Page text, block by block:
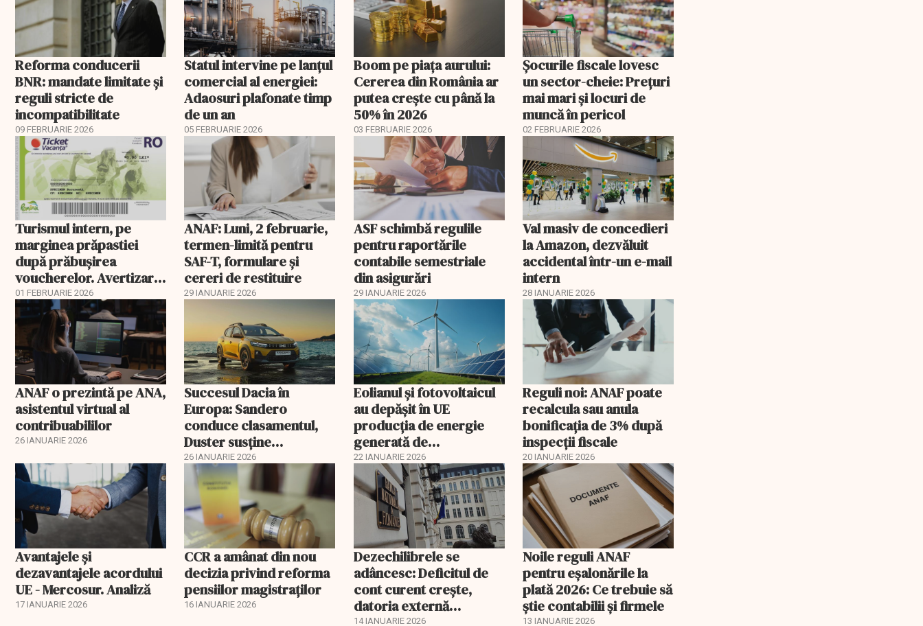
Reforma conducerii
BNR: mandate limitate și
reguli stricte de
incompatibilitate
09 FEBRUARIE 2026
Statul intervine pe lanțul
comercial al energiei:
Adaosuri plafonate timp
de un an
05 FEBRUARIE 2026
Boom pe piața aurului:
Cererea din România ar
putea crește cu până la
50% în 2026
03 FEBRUARIE 2026
Șocurile fiscale lovesc
un sector-cheie: Prețuri
mai mari și locuri de
muncă în pericol
02 FEBRUARIE 2026
Turismul intern, pe
marginea prăpastiei
după prăbușirea
voucherelor. Avertizare
ANAT
01 FEBRUARIE 2026
ANAF: Luni, 2 februarie,
termen-limită pentru
SAF-T, formulare și
cereri de restituire
29 IANUARIE 2026
ASF schimbă regulile
pentru raportările
contabile semestriale
din asigurări
29 IANUARIE 2026
Val masiv de concedieri
la Amazon, dezvăluit
accidental într-un e-mail
intern
28 IANUARIE 2026
ANAF o prezintă pe ANA,
asistentul virtual al
contribuabililor
26 IANUARIE 2026
Succesul Dacia în
Europa: Sandero
conduce clasamentul,
Duster susține
producția de la Mioveni
26 IANUARIE 2026
Eolianul și fotovoltaicul
au depășit în UE
producția de energie
generată de
combustibilii fosili
22 IANUARIE 2026
Reguli noi: ANAF poate
recalcula sau anula
bonificația de 3% după
inspecții fiscale
20 IANUARIE 2026
Avantajele şi
dezavantajele acordului
UE - Mercosur. Analiză
17 IANUARIE 2026
CCR a amânat din nou
decizia privind reforma
pensiilor magistraţilor
16 IANUARIE 2026
Dezechilibrele se
adâncesc: Deficitul de
cont curent crește,
datoria externă
14 IANUARIE 2026
Noile reguli ANAF
pentru eşalonările la
plată 2026: Ce trebuie să
știe contabilii și firmele
13 IANUARIE 2026